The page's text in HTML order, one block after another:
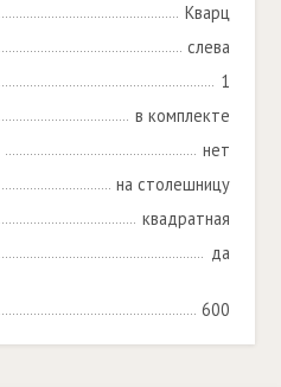
Кварц
слева
1
в комплекте
нет
на столешницу
квадратная
да
600